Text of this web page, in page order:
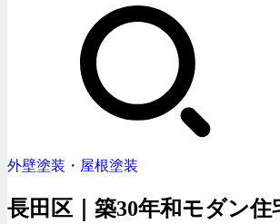
外壁塗装・屋根塗装
長田区｜築30年和モダン